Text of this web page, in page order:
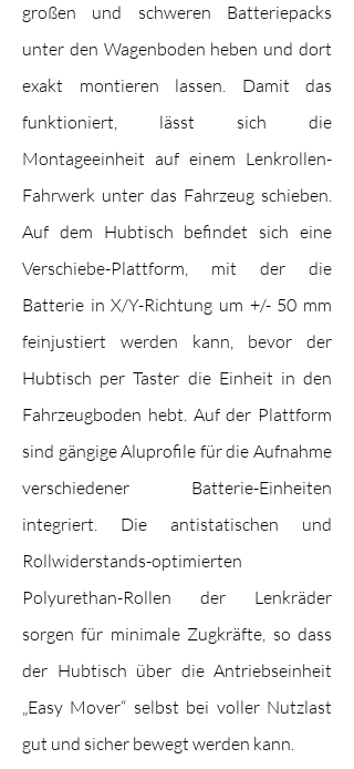
großen und schweren Batteriepacks
unter den Wagenboden heben und dort
exakt montieren lassen. Damit das
funktioniert, lässt sich die
Montageeinheit auf einem Lenkrollen-
Fahrwerk unter das Fahrzeug schieben.
Auf dem Hubtisch befindet sich eine
Verschiebe-Plattform, mit der die
Batterie in X/Y-Richtung um +/- 50 mm
feinjustiert werden kann, bevor der
Hubtisch per Taster die Einheit in den
Fahrzeugboden hebt. Auf der Plattform
sind gängige Aluprofile für die Aufnahme
verschiedener Batterie-Einheiten
integriert. Die antistatischen und
Rollwiderstands-optimierten
Polyurethan-Rollen der Lenkräder
sorgen für minimale Zugkräfte, so dass
der Hubtisch über die Antriebseinheit
„Easy Mover“ selbst bei voller Nutzlast
gut und sicher bewegt werden kann.